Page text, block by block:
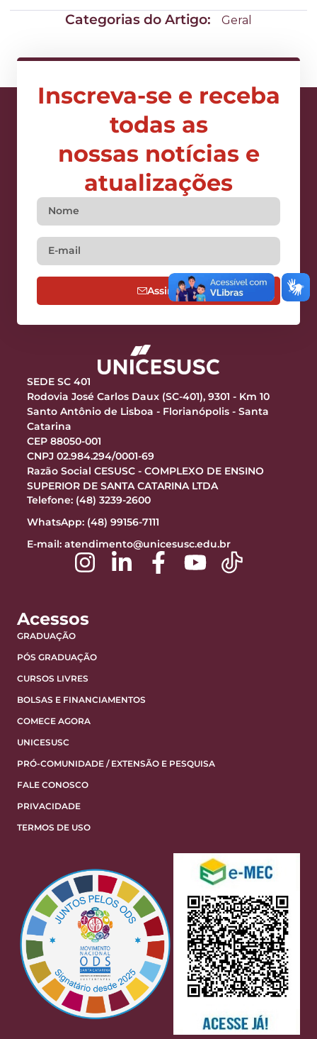
Categorias do Artigo: Geral
Inscreva-se e receba
todas as
nossas notícias e
atualizações
Assine
SEDE SC 401
Rodovia José Carlos Daux (SC-401), 9301 - Km 10
Santo Antônio de Lisboa - Florianópolis - Santa
Catarina
CEP 88050-001
CNPJ 02.984.294/0001-69
Razão Social CESUSC - COMPLEXO DE ENSINO
SUPERIOR DE SANTA CATARINA LTDA
Telefone: (48) 3239-2600
WhatsApp: (48) 99156-7111
E-mail: atendimento@unicesusc.edu.br
Acessos
GRADUAÇÃO
PÓS GRADUAÇÃO
CURSOS LIVRES
BOLSAS E FINANCIAMENTOS
COMECE AGORA
UNICESUSC
PRÓ-COMUNIDADE / EXTENSÃO E PESQUISA
FALE CONOSCO
PRIVACIDADE
TERMOS DE USO